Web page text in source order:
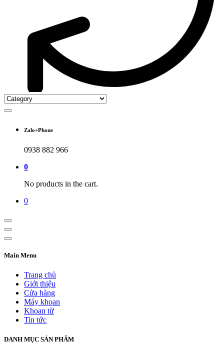
Zalo+Phone
0938 882 966
0
No products in the cart.
0
Main Menu
Trang chủ
Giới thiệu
Cửa hàng
Máy khoan
Khoan từ
Tin tức
DANH MỤC SẢN PHẨM